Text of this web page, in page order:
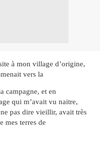
à mon village d’origine,
vers la
campagne, et en
qui m’avait vu naitre,
pas dire vieillir, avait très
mes terres de